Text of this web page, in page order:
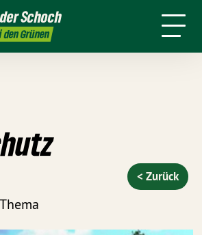
Schoch
Grünen
Pressemitteilungen
< Zurück